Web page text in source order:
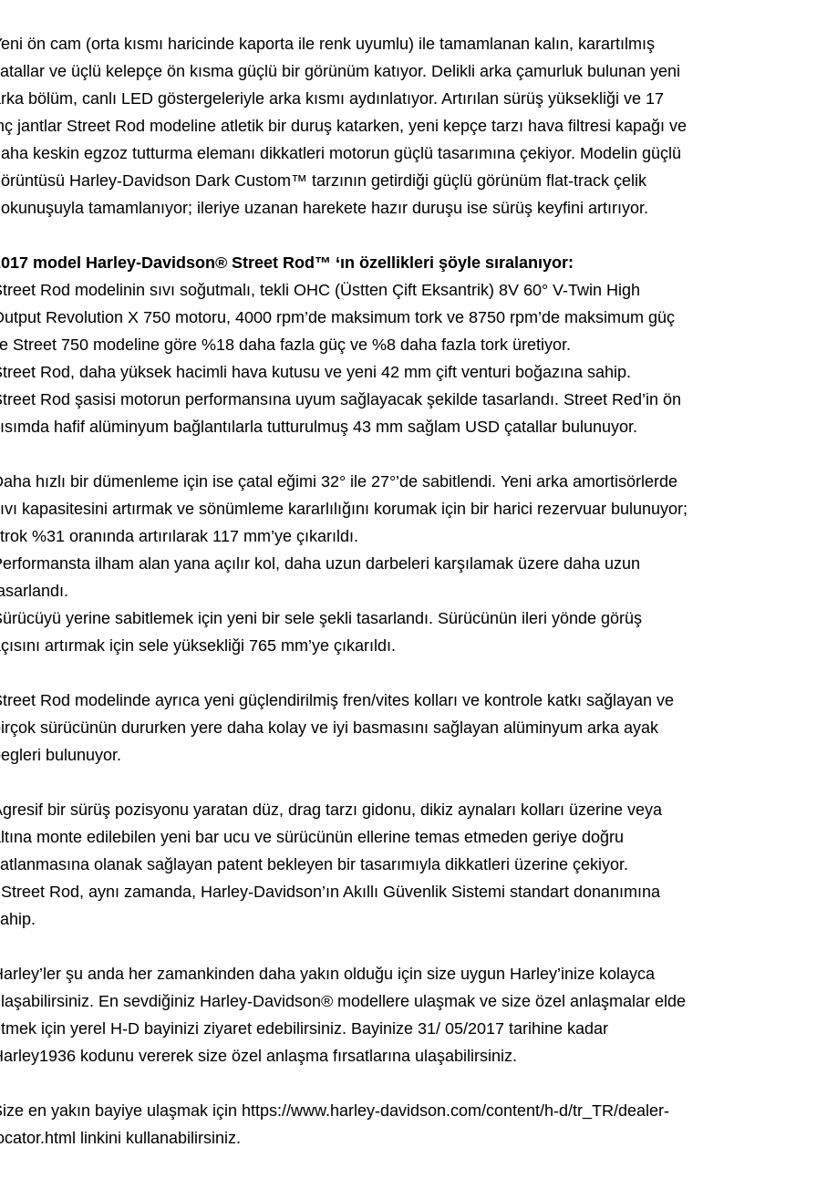
ön cam (orta kısmı haricinde kaporta ile renk uyumlu) ile tamamlanan kalın, karartılmış
ve üçlü kelepçe ön kısma güçlü bir görünüm katıyor. Delikli arka çamurluk bulunan yeni
bölüm, canlı LED göstergeleriyle arka kısmı aydınlatıyor. Artırılan sürüş yüksekliği ve 17
jantlar Street Rod modeline atletik bir duruş katarken, yeni kepçe tarzı hava filtresi kapağı ve
keskin egzoz tutturma elemanı dikkatleri motorun güçlü tasarımına çekiyor. Modelin güçlü
Harley-Davidson Dark Custom™ tarzının getirdiği güçlü görünüm flat-track çelik
tamamlanıyor; ileriye uzanan harekete hazır duruşu ise sürüş keyfini artırıyor.
model Harley-Davidson® Street Rod™ ‘ın özellikleri şöyle sıralanıyor:
Rod modelinin sıvı soğutmalı, tekli OHC (Üstten Çift Eksantrik) 8V 60° V-Twin High
Revolution X 750 motoru, 4000 rpm’de maksimum tork ve 8750 rpm’de maksimum güç
Street 750 modeline göre %18 daha fazla güç ve %8 daha fazla tork üretiyor.
Rod, daha yüksek hacimli hava kutusu ve yeni 42 mm çift venturi boğazına sahip.
Rod şasisi motorun performansına uyum sağlayacak şekilde tasarlandı. Street Red’in ön
hafif alüminyum bağlantılarla tutturulmuş 43 mm sağlam USD çatallar bulunuyor.
hızlı bir dümenleme için ise çatal eğimi 32° ile 27°’de sabitlendi. Yeni arka amortisörlerde
kapasitesini artırmak ve sönümleme kararlılığını korumak için bir harici rezervuar bulunuyor;
%31 oranında artırılarak 117 mm’ye çıkarıldı.
ilham alan yana açılır kol, daha uzun darbeleri karşılamak üzere daha uzun
yerine sabitlemek için yeni bir sele şekli tasarlandı. Sürücünün ileri yönde görüş
artırmak için sele yüksekliği 765 mm’ye çıkarıldı.
Rod modelinde ayrıca yeni güçlendirilmiş fren/vites kolları ve kontrole katkı sağlayan ve
sürücünün dururken yere daha kolay ve iyi basmasını sağlayan alüminyum arka ayak
bulunuyor.
bir sürüş pozisyonu yaratan düz, drag tarzı gidonu, dikiz aynaları kolları üzerine veya
monte edilebilen yeni bar ucu ve sürücünün ellerine temas etmeden geriye doğru
olanak sağlayan patent bekleyen bir tasarımıyla dikkatleri üzerine çekiyor.
Rod, aynı zamanda, Harley-Davidson’ın Akıllı Güvenlik Sistemi standart donanımına
şu anda her zamankinden daha yakın olduğu için size uygun Harley’inize kolayca
En sevdiğiniz Harley-Davidson® modellere ulaşmak ve size özel anlaşmalar elde
için yerel H-D bayinizi ziyaret edebilirsiniz. Bayinize 31/ 05/2017 tarihine kadar
kodunu vererek size özel anlaşma fırsatlarına ulaşabilirsiniz.
en yakın bayiye ulaşmak için https://www.harley-davidson.com/content/h-d/tr_TR/dealer-
linkini kullanabilirsiniz.